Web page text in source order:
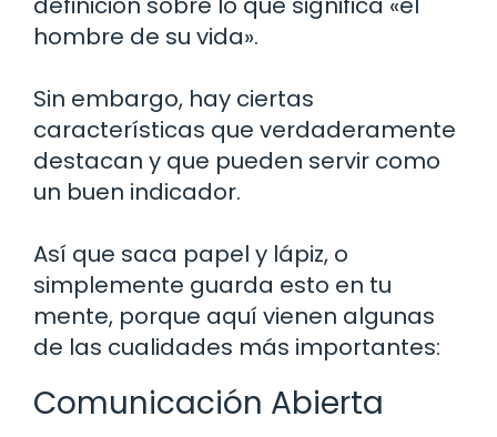
hombre de su vida».
Sin embargo, hay ciertas
características que verdaderamente
destacan y que pueden servir como
un buen indicador.
Así que saca papel y lápiz, o
simplemente guarda esto en tu
mente, porque aquí vienen algunas
de las cualidades más importantes:
Comunicación Abierta